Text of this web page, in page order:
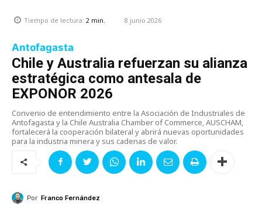
Tiempo de lectura: 2 min. 8 junio 2026
Antofagasta
Chile y Australia refuerzan su alianza
estratégica como antesala de
EXPONOR 2026
Convenio de entendimiento entre la Asociación de Industriales de
Antofagasta y la Chile Australia Chamber of Commerce, AUSCHAM,
fortalecerá la cooperación bilateral y abrirá nuevas oportunidades
para la industria minera y sus cadenas de valor.
Por Franco Fernández